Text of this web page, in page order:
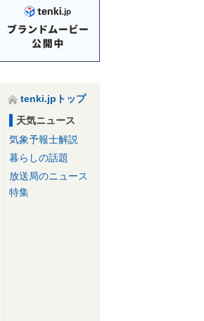
tenki.jpトップ
天気ニュース
気象予報士解説
暮らしの話題
放送局のニュース
特集